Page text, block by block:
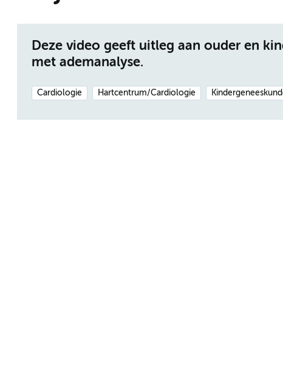
Deze video geeft uitleg aan ouder en
met ademanalyse.
Cardiologie Hartcentrum/Cardiologie